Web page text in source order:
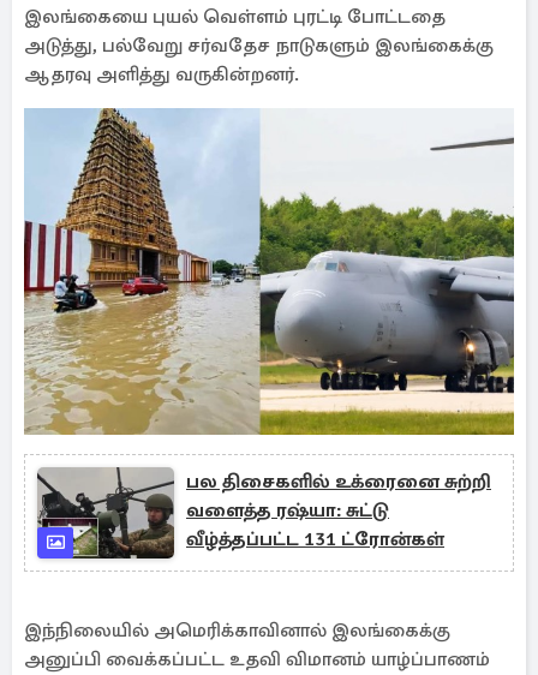
இலங்கையை புயல் வெள்ளம் புரட்டி போட்டதை
அடுத்து, பல்வேறு சர்வதேச நாடுகளும் இலங்கைக்கு
ஆதரவு அளித்து வருகின்றனர்.
பல திசைகளில் உக்ரைனை சுற்றி
வளைத்த ரஷ்யா: சுட்டு
வீழ்த்தப்பட்ட 131 ட்ரோன்கள்
இந்நிலையில் அமெரிக்காவினால் இலங்கைக்கு
அனுப்பி வைக்கப்பட்ட உதவி விமானம் யாழ்ப்பாணம்